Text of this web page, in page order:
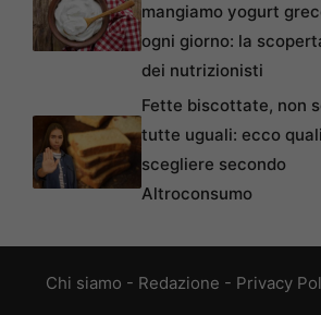
mangiamo yogurt
ogni giorno: la
dei nutrizionisti
Fette biscottate, non
tutte uguali: ecco quali
scegliere secondo
Altroconsumo
Chi siamo - Redazione - Privacy